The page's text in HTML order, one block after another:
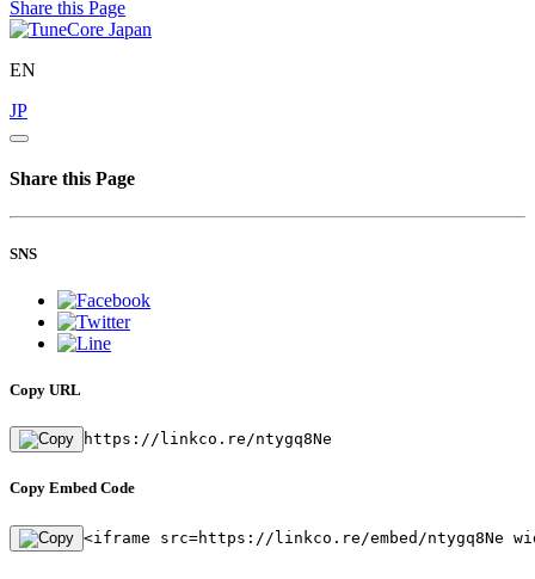
Share this Page
EN
JP
Share this Page
SNS
Copy URL
https://linkco.re/ntygq8Ne
Copy Embed Code
<iframe src=https://linkco.re/embed/ntygq8Ne